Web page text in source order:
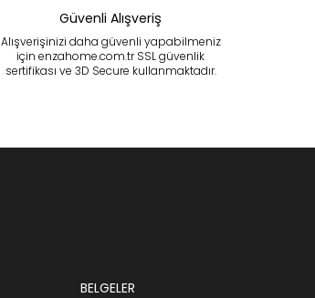
Güvenli Alışveriş
Alışverişinizi daha güvenli yapabilmeniz
için enzahome.com.tr SSL güvenlik
sertifikası ve 3D Secure kullanmaktadır.
BELGELER